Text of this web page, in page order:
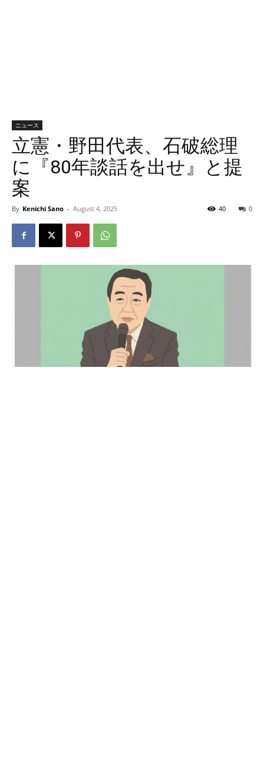
ニュース
立憲・野田代表、石破総理
に『80年談話を出せ』と提
案
By Kenichi Sano - August 4, 2025 0
40